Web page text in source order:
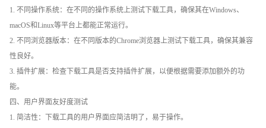
1. 不同操作系统：在不同的操作系统上测试下载工具，确保其在Windows、
macOS和Linux等平台上都能正常运行。
2. 不同浏览器版本：在不同版本的Chrome浏览器上测试下载工具，确保其兼容
性良好。
3. 插件扩展：检查下载工具是否支持插件扩展，以便根据需要添加额外的功
能。
四、用户界面友好度测试
1. 简洁性：下载工具的用户界面应简洁明了，易于操作。